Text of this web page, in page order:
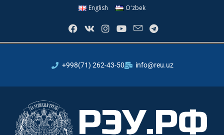
English Oʻzbek
+998(71) 262-43-50 info@reu.uz